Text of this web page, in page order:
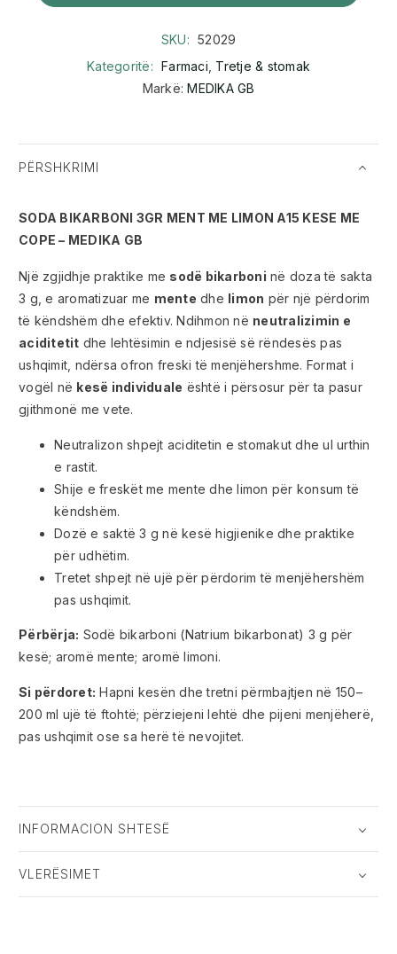
SKU: 52029
Kategoritë: Farmaci Tretje & stomak
Markë:MEDIKA GB
PËRSHKRIMI
SODA BIKARBONI 3GR MENT ME LIMON A15 KESE ME
COPE – MEDIKA GB
Një zgjidhje praktike me sodë bikarboni në doza të sakta
3 g, e aromatizuar me mente dhe limon për një përdorim
të këndshëm dhe efektiv. Ndihmon në neutralizimin e
aciditetit dhe lehtësimin e ndjesisë së rëndesës pas
ushqimit, ndërsa ofron freski të menjëhershme. Format i
vogël në kesë individuale është i përsosur për ta pasur
gjithmonë me vete.
Neutralizon shpejt aciditetin e stomakut dhe ul urthin
e rastit.
Shije e freskët me mente dhe limon për konsum të
këndshëm.
Dozë e saktë 3 g në kesë higjienike dhe praktike
për udhëtim.
Tretet shpejt në ujë për përdorim të menjëhershëm
pas ushqimit.
Përbërja: Sodë bikarboni (Natrium bikarbonat) 3 g për
kesë; aromë mente; aromë limoni.
Si përdoret: Hapni kesën dhe tretni përmbajtjen në 150–
200 ml ujë të ftohtë; përziejeni lehtë dhe pijeni menjëherë,
pas ushqimit ose sa herë të nevojitet.
INFORMACION SHTESË
VLERËSIMET